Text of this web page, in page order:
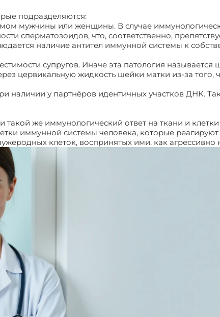
подразделяются:
мужчины или женщины. В случае
сперматозоидов, что, соответственно,
наличие антител иммунной системы к
супругов. Иначе эта патология
цервикальную жидкость шейки матки из-за того,
наличии у партнёров идентичных участков ДНК.
же иммунологический ответ на ткани и
иммунной системы человека, которые
клеток, воспринятых ими, как агрессивно